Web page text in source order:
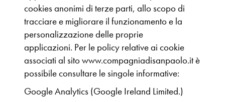
cookies anonimi di terze parti, allo scopo di
tracciare e migliorare il funzionamento e la
personalizzazione delle proprie
applicazioni. Per le policy relative ai cookie
associati al sito www.compagniadisanpaolo.it è
possibile consultare le singole informative:
Google Analytics (Google Ireland Limited.)